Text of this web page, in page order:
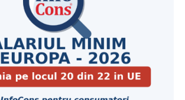
de spalat vase independente cu